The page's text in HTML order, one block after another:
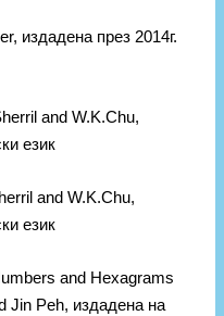
издадена през 2014г.
and W.K.Chu,
език
and W.K.Chu,
език
and Hexagrams
Jin Peh, издадена на